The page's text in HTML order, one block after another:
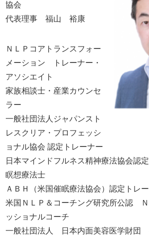
協会
代表理事 福山 裕康
ＮＬＰコアトランスフォー
メーション トレーナー・
アソシエイト
家族相談士・産業カウンセ
ラー
一般社団法人ジャパンスト
レスクリア・プロフェッシ
ョナル協会 認定トレーナー
日本マインドフルネス精神療法協会認
瞑想療法士
ＡＢＨ（米国催眠療法協会）認定トレ
米国ＮＬＰ＆コーチング研究所公認
ッショナルコーチ
一般社団法人 日本内面美容医学財団